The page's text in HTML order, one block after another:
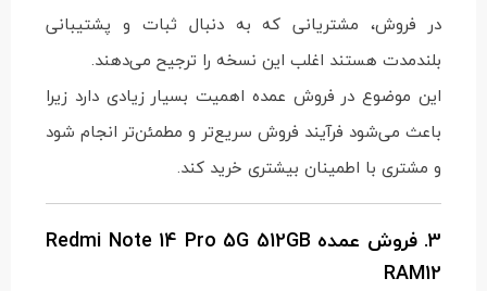
در فروش، مشتریانی که به دنبال ثبات و پشتیبانی
بلندمدت هستند اغلب این نسخه را ترجیح می‌دهند.
این موضوع در فروش عمده اهمیت بسیار زیادی دارد زیرا
باعث می‌شود فرآیند فروش سریع‌تر و مطمئن‌تر انجام شود
و مشتری با اطمینان بیشتری خرید کند.
3. فروش عمده Redmi Note 14 Pro 5G 512GB
RAM12